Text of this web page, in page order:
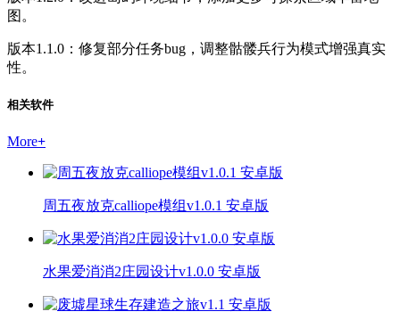
图。
版本1.1.0：修复部分任务bug，调整骷髅兵行为模式增强真实
性。
相关软件
More+
周五夜放克calliope模组v1.0.1 安卓版
水果爱消消2庄园设计v1.0.0 安卓版